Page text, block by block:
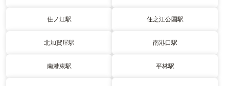
住ノ江駅 住之江公園駅
北加賀屋駅 南港口駅
南港東駅 平林駅